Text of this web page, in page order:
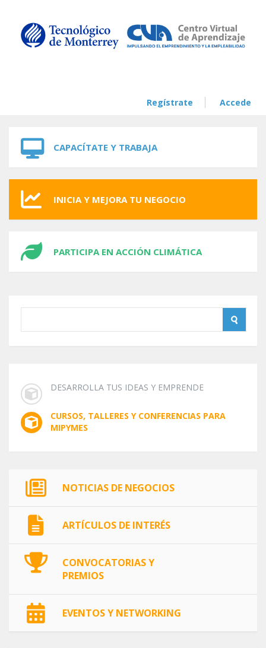
Regístrate Accede
CAPACÍTATE Y TRABAJA
INICIA Y MEJORA TU NEGOCIO
PARTICIPA EN ACCIÓN CLIMÁTICA
DESARROLLA TUS IDEAS Y EMPRENDE
CURSOS, TALLERES Y CONFERENCIAS PARA
MIPYMES
NOTICIAS DE NEGOCIOS
ARTÍCULOS DE INTERÉS
CONVOCATORIAS Y
PREMIOS
EVENTOS Y NETWORKING